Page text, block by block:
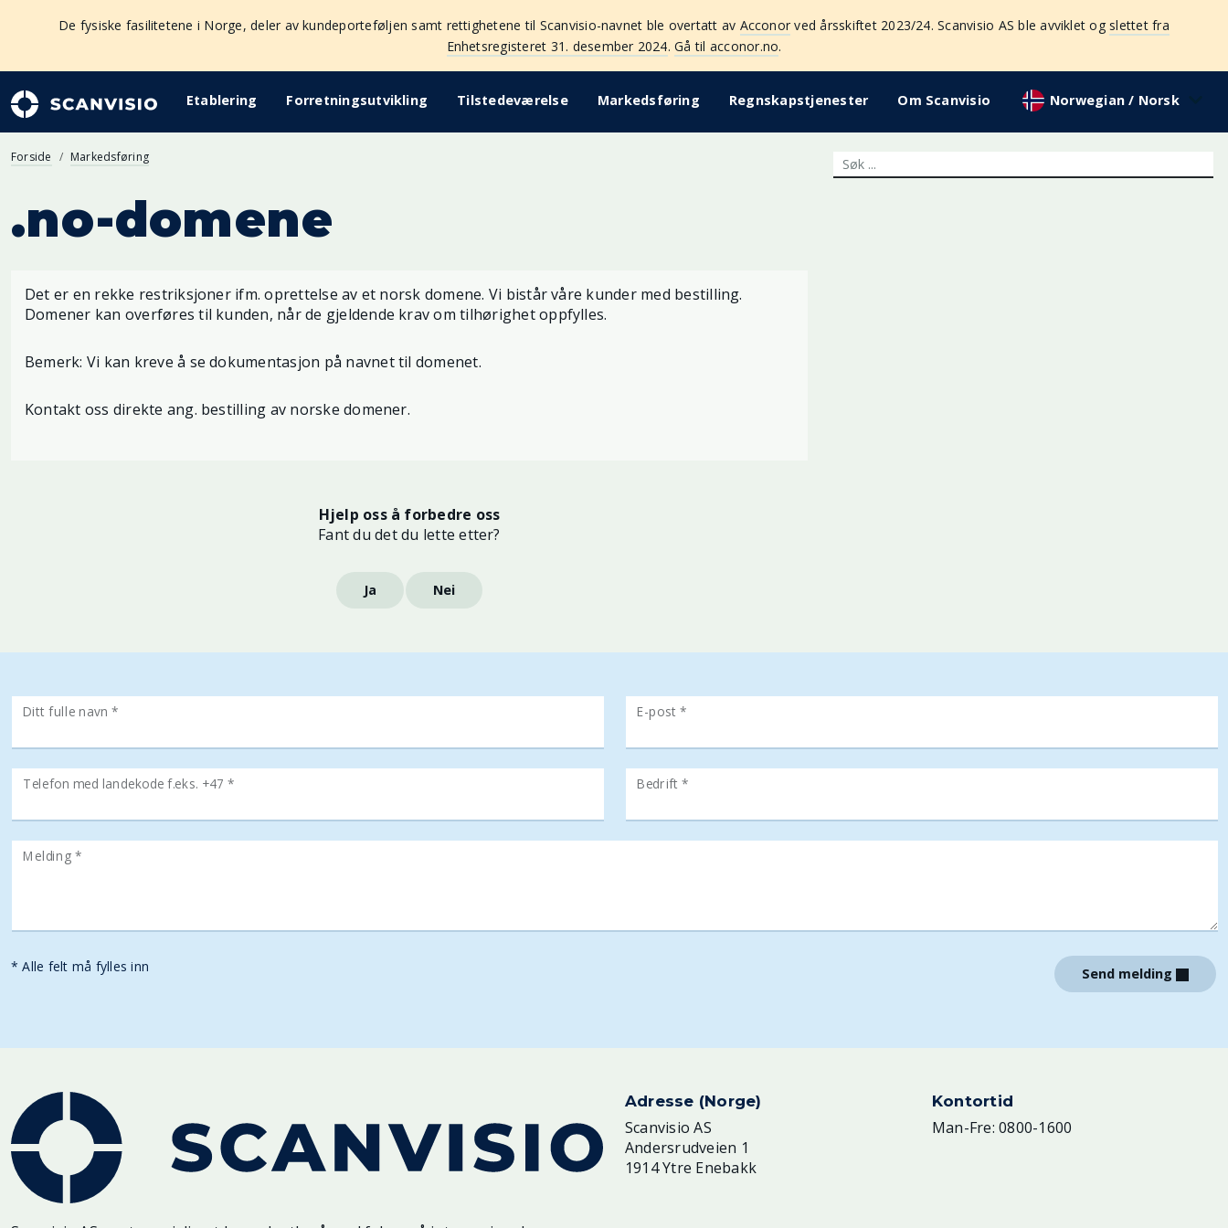
De fysiske fasilitetene i Norge, deler av kundeporteføljen samt rettighetene til Scanvisio-navnet ble overtatt av Acconor ved årsskiftet 2023/24. Scanvisio AS ble avviklet ogslettet fra
Enhetsregisteret 31. desember 2024.Gå til acconor.no.
Etablering Forretningsutvikling Tilstedeværelse Markedsføring Regnskapstjenester Om Scanvisio Norwegian / Norsk
Forside Markedsføring
.no-domene
Det er en rekke restriksjoner ifm. oprettelse av et norsk domene. Vi bistår våre kunder med bestilling.
Domener kan overføres til kunden, når de gjeldende krav om tilhørighet oppfylles.
Bemerk: Vi kan kreve å se dokumentasjon på navnet til domenet.
Kontakt oss direkte ang. bestilling av norske domener.
Hjelp oss å forbedre oss
Fant du det du lette etter?
Ja Nei
Ditt fulle navn * E-post *
Telefon med landekode f.eks. +47 * Bedrift *
Melding *
* Alle felt må fylles inn Send melding
Adresse (Norge)
Scanvisio AS
Andersrudveien 1
1914 Ytre Enebakk
Kontortid
Man-Fre: 0800-1600